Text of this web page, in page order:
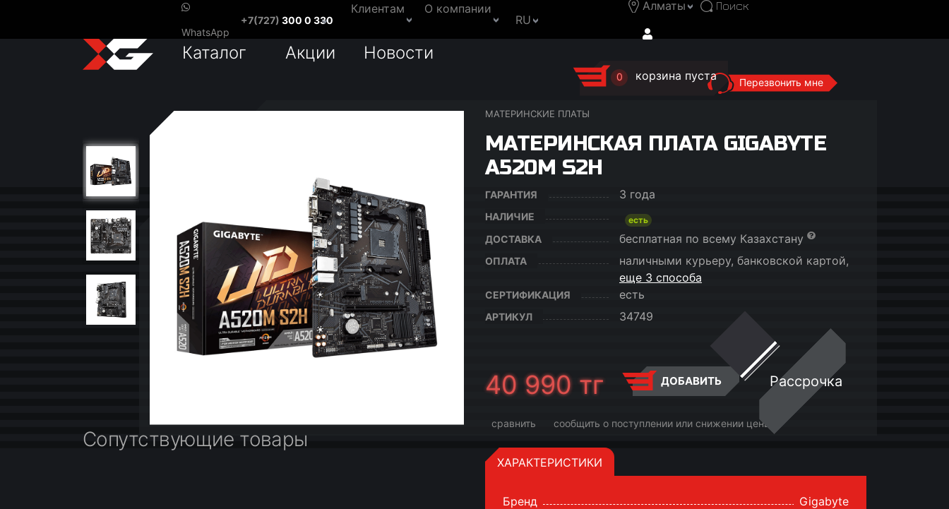
WhatsApp
+7(727) 300 0 330
Клиентам
О компании
RU
Алматы
0 корзина пуста Перезвонить мне
Каталог Акции Новости
Сопутствующие товары
МАТЕРИНСКИЕ ПЛАТЫ
МАТЕРИНСКАЯ ПЛАТА GIGABYTE
A520M S2H
ГАРАНТИЯ 3 года
НАЛИЧИЕ есть
ДОСТАВКА бесплатная по всему Казахстану
ОПЛАТА
наличными курьеру, банковской картой,
еще 3 способа
СЕРТИФИКАЦИЯ есть
АРТИКУЛ 34749
40 990 тг ДОБАВИТЬ Рассрочка
сравнить сообщить о поступлении или снижении цены
ХАРАКТЕРИСТИКИ
Бренд
Gigabyte